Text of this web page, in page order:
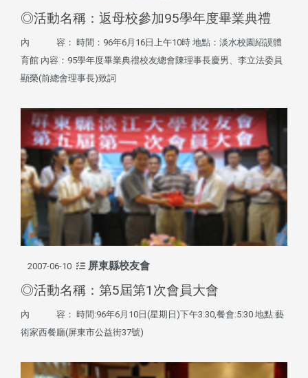
◎活動名稱：返母校參加95學年度畢業典禮
內 容： 時間：96年6月16日上午10時 地點：淡水校園紹謨體
育館 內容：95學年度畢業典禮校友總會陳理事長慶男、李立法委員
顯榮(前總會理事長)致詞
2007-06-10 屏東縣校友會
◎活動名稱：第5屆第1次會員大會
內 容： 時間:96年6月10日(星期日)下午3:30,餐會:5:30 地點:藝
術家西餐廳(屏東市公益街37號)